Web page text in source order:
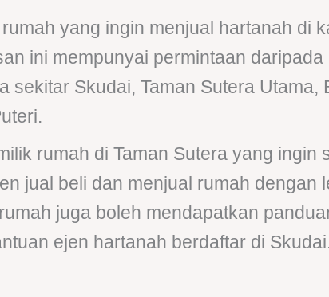
yang ingin menjual hartanah di
ini mempunyai permintaan
Skudai, Taman Sutera Utama,
rumah di Taman Sutera yang ingin
jual beli dan menjual rumah dengan
juga boleh mendapatkan
ejen hartanah berdaftar di